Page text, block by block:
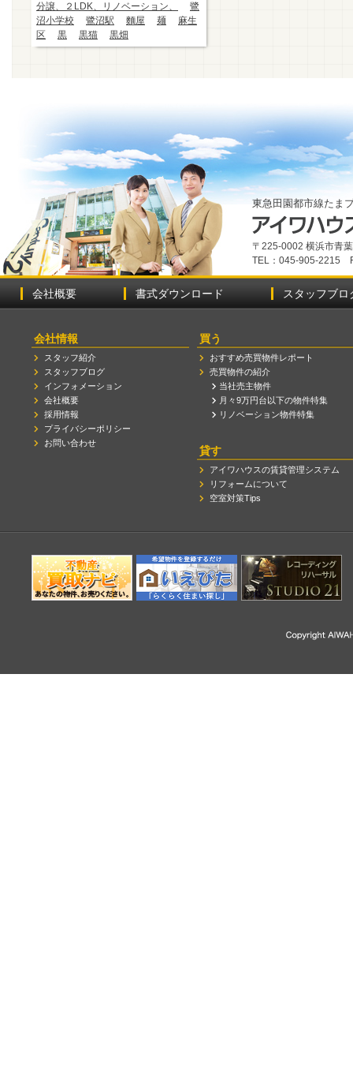
分譲、２LDK、リノベーション、
鷺
沼小学校
鷺沼駅 麵屋 麺
麻生
区
黒 黒猫 黒畑
東急田園都市線たま
〒225-0002 横浜市青
TEL：045-905-2215
会社概要 書式ダウンロード スタッフブロ
会社情報
スタッフ紹介
スタッフブログ
インフォメーション
会社概要
採用情報
プライバシーポリシー
お問い合わせ
買う
おすすめ売買物件レポート
売買物件の紹介
当社売主物件
月々9万円台以下の物件特集
リノベーション物件特集
貸す
アイワハウスの賃貸管理システム
リフォームについて
空室対策Tips